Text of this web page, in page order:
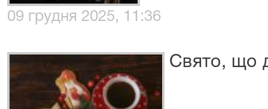
09 грудня 2025, 11:36
Свято, що